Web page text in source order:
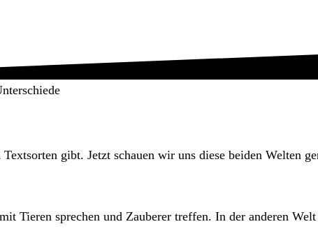
gibt. Jetzt schauen wir uns diese beiden Welten
Tieren sprechen und Zauberer treffen. In der anderen